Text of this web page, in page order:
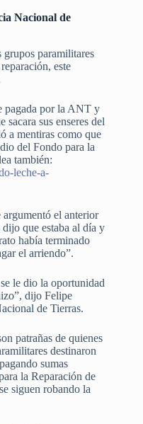
Nacional de
grupos paramilitares
este
pagada por la ANT y
sacara sus enseres del
a mentiras como que
del Fondo para la
también:
leche-a-
argumentó el anterior
que estaba al día y
había terminado
el arriendo”.
le dio la oportunidad
dijo Felipe
de Tierras.
patrañas de quienes
destinaron
sumas
la Reparación de
siguen robando la